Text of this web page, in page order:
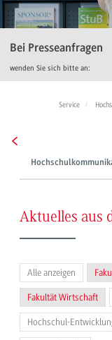
Bei Presseanfragen
wenden Sie sich bitte an:
Service
Aktuelles aus
Alle anzeigen
Fakultät Wirtschaft
Hochschul-